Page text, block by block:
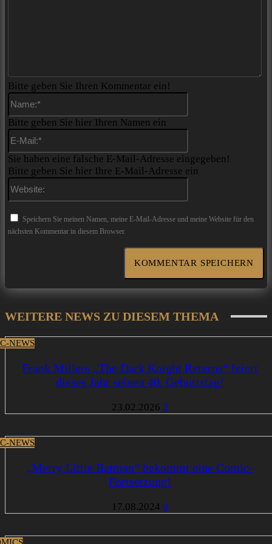
Bitte geben Sie Ihren Kommentar ein!
Bitte geben Sie hier Ihren Namen ein
Sie haben eine falsche E-Mail-Adresse eingegeben!
Bitte geben Sie hier Ihre E-Mail-Adresse ein
Speichern Sie meinen Namen, meine E-Mail-Adresse und meine Website für den
nächsten Kommentar in diesem Browser.
WEITERE NEWS ZU DIESEM THEMA
NEWS
Frank Millers „The Dark Knight Returns“ feiert
dieses Jahr seinen 40. Geburtstag!
23.02.2026 2
NEWS
„Merry Little Batman“ bekommt eine Comic-
Fortsetzung!
17.08.2024 0